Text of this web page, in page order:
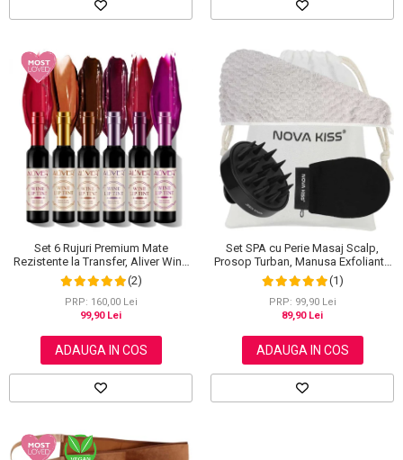
Set 6 Rujuri Premium Mate
Rezistente la Transfer, Aliver Wine
Lip Tint Waterproof, 7 g X 6 buc
(2)
PRP: 160,00 Lei
99,90 Lei
ADAUGA IN COS
Set SPA cu Perie Masaj Scalp,
Prosop Turban, Manusa Exfolianta
si Saculet din Bumbac, NOVA
KISS®
(1)
PRP: 99,90 Lei
89,90 Lei
ADAUGA IN COS